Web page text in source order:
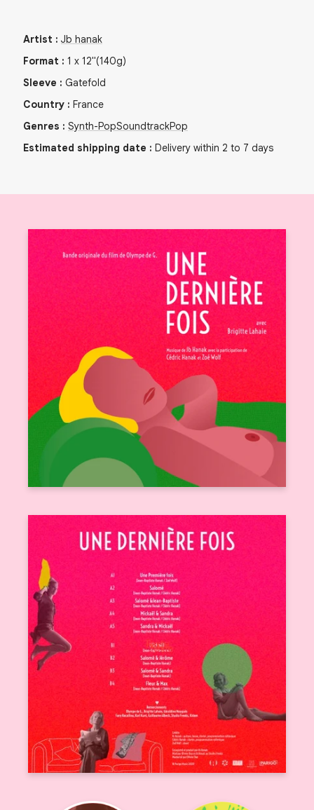
Artist : Jb hanak
Format : 1 x 12"(140g)
Sleeve : Gatefold
Country : France
Genres : Synth-PopSoundtrackPop
Estimated shipping date : Delivery within 2 to 7 days